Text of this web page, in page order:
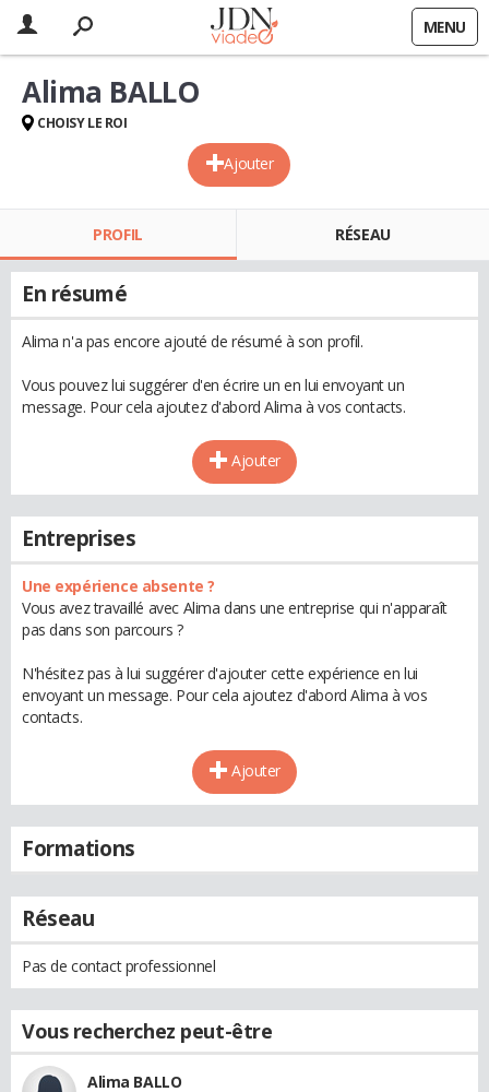
MENU
Ajouter
Alima BALLO
CHOISY LE ROI
PROFIL RÉSEAU
En résumé
Alima n'a pas encore ajouté de résumé à son profil.
Vous pouvez lui suggérer d'en écrire un en lui envoyant un
message. Pour cela ajoutez d'abord Alima à vos contacts.
Ajouter
Entreprises
Une expérience absente ?
Vous avez travaillé avec Alima dans une entreprise qui n'apparaît
pas dans son parcours ?
N'hésitez pas à lui suggérer d'ajouter cette expérience en lui
envoyant un message. Pour cela ajoutez d'abord Alima à vos
contacts.
Ajouter
Formations
Réseau
Pas de contact professionnel
Vous recherchez peut-être
Alima BALLO